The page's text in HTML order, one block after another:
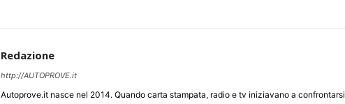
Redazione
http://AUTOPROVE.it
Autoprove.it nasce nel 2014. Quando carta stampata, radio e tv iniziavano a confrontarsi